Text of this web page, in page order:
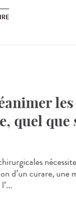
quel que
d’un curare, une